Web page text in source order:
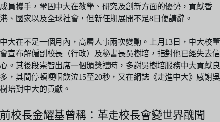
成員攜手，鞏固中大在教學、研究及創新方面的優勢，貢獻香
港、國家以及全球社會，但新任期展開不足8日便請辭。
中大在不足一個月內，高層人事兩次變動。上月13日，中大校董
會宣布解僱副校長（行政）及秘書長吳樹培，指對他已經失去信
心。其後段崇智出席一個頒獎禮時，多謝吳樹培服務中大貢獻良
多，其間停頓哽咽飲泣15至20秒，又在網誌《走進中大》感謝吳
樹培對中大的貢獻。
前校長金耀基曾稱：革走校長會變世界醜聞